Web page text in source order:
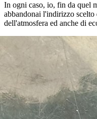
In ogni caso, io, fin da quel
abbandonai l'indirizzo
dell'atmosfera ed anche di